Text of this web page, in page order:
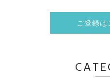
ご登録